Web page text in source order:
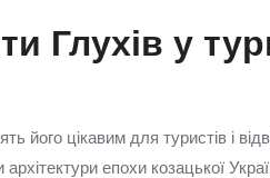
Глухів у
його цікавим для туристів і
архітектури епохи козацької